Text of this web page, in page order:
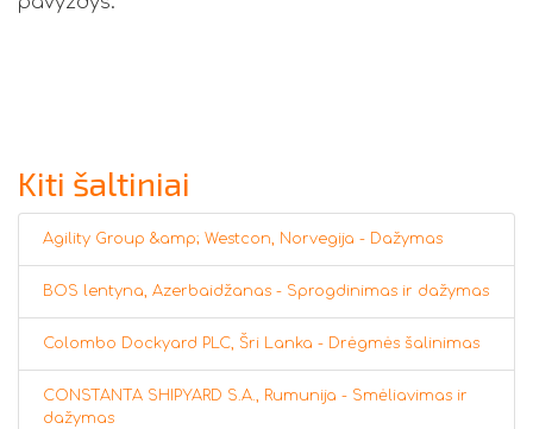
Kiti šaltiniai
Agility Group &amp; Westcon, Norvegija - Dažymas
BOS lentyna, Azerbaidžanas - Sprogdinimas ir dažymas
Colombo Dockyard PLC, Šri Lanka - Drėgmės šalinimas
CONSTANTA SHIPYARD S.A., Rumunija - Smėliavimas ir
dažymas